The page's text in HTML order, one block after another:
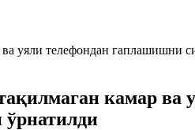
камар